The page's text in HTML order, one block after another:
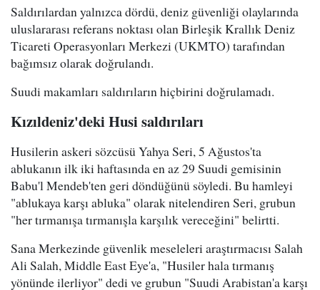
Saldırılardan yalnızca dördü, deniz güvenliği olaylarında
uluslararası referans noktası olan Birleşik Krallık Deniz
Ticareti Operasyonları Merkezi (UKMTO) tarafından
bağımsız olarak doğrulandı.
Suudi makamları saldırıların hiçbirini doğrulamadı.
Kızıldeniz'deki Husi saldırıları
Husilerin askeri sözcüsü Yahya Seri, 5 Ağustos'ta
ablukanın ilk iki haftasında en az 29 Suudi gemisinin
Babu'l Mendeb'ten geri döndüğünü söyledi. Bu hamleyi
"ablukaya karşı abluka" olarak nitelendiren Seri, grubun
"her tırmanışa tırmanışla karşılık vereceğini" belirtti.
Sana Merkezinde güvenlik meseleleri araştırmacısı Salah
Ali Salah, Middle East Eye'a, "Husiler hala tırmanış
yönünde ilerliyor" dedi ve grubun "Suudi Arabistan'a karşı